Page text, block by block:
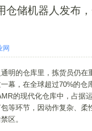
仓储机器人发布
网
的仓库里，拣货员仍在重
幕，在全球超过70%的仓
的现代化仓库中，占据
等环节，因动作复杂、柔
区。